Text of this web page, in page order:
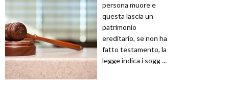
persona muore e
questa lascia un
patrimonio
ereditario, se non ha
fatto testamento, la
legge indica i sogg ...